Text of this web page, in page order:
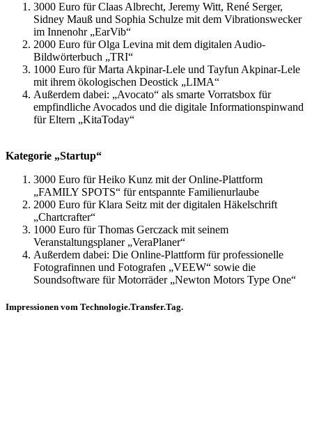
3000 Euro für Claas Albrecht, Jeremy Witt, René Serger,
Sidney Mauß und Sophia Schulze mit dem Vibrationswecker
im Innenohr „EarVib“
2000 Euro für Olga Levina mit dem digitalen Audio-
Bildwörterbuch „TRI“
1000 Euro für Marta Akpinar-Lele und Tayfun Akpinar-Lele
mit ihrem ökologischen Deostick „LIMA“
Außerdem dabei: „Avocato“ als smarte Vorratsbox für
empfindliche Avocados und die digitale Informationspinwand
für Eltern „KitaToday“
Kategorie „Startup“
3000 Euro für Heiko Kunz mit der Online-Plattform
„FAMILY SPOTS“ für entspannte Familienurlaube
2000 Euro für Klara Seitz mit der digitalen Häkelschrift
„Chartcrafter“
1000 Euro für Thomas Gerczack mit seinem
Veranstaltungsplaner „VeraPlaner“
Außerdem dabei: Die Online-Plattform für professionelle
Fotografinnen und Fotografen „VEEW“ sowie die
Soundsoftware für Motorräder „Newton Motors Type One“
Impressionen vom Technologie.Transfer.Tag.